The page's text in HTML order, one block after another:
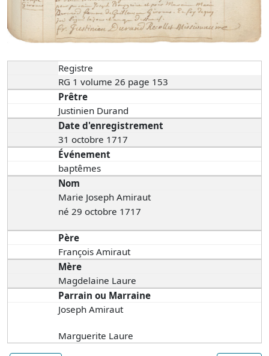
Registre
RG 1 volume 26 page 153
Prêtre
Justinien Durand
Date d'enregistrement
31 octobre 1717
Événement
baptêmes
Nom
Marie Joseph Amiraut
né 29 octobre 1717
Père
François Amiraut
Mère
Magdelaine Laure
Parrain ou Marraine
Joseph Amiraut
Marguerite Laure